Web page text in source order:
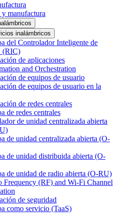
manufactura
inalámbricos
del Controlador Inteligente de
(RIC)
de aplicaciones
and Orchestration
de equipos de usuario
de equipos de usuario en la
de redes centrales
de redes centrales
de unidad centralizada abierta
de unidad centralizada abierta (O-
de unidad distribuida abierta (O-
de unidad de radio abierta (O-RU)
Frequency (RF) and Wi-Fi Channel
de seguridad
como servicio (TaaS)